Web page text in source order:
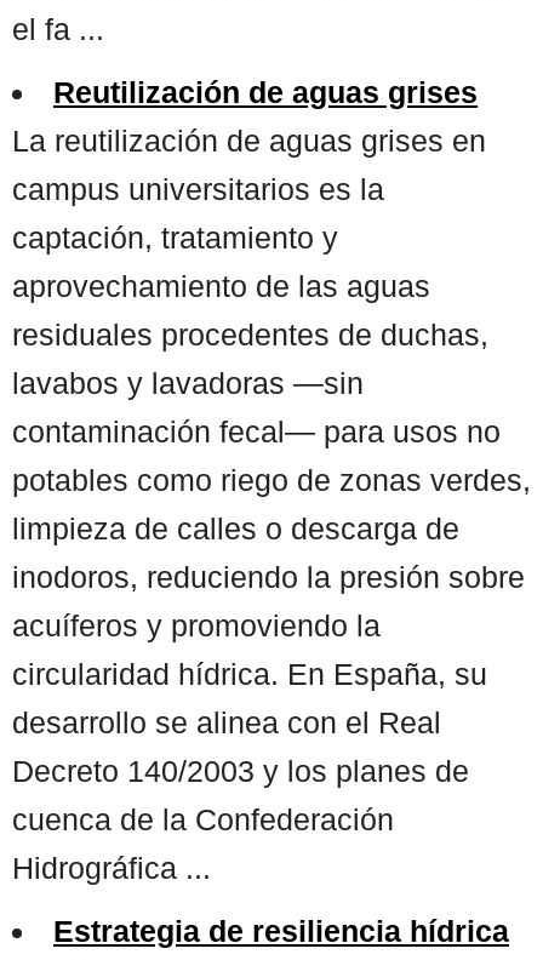
el fa ...
Reutilización de aguas grises
La reutilización de aguas grises en
campus universitarios es la
captación, tratamiento y
aprovechamiento de las aguas
residuales procedentes de duchas,
lavabos y lavadoras —sin
contaminación fecal— para usos no
potables como riego de zonas verdes,
limpieza de calles o descarga de
inodoros, reduciendo la presión sobre
acuíferos y promoviendo la
circularidad hídrica. En España, su
desarrollo se alinea con el Real
Decreto 140/2003 y los planes de
cuenca de la Confederación
Hidrográfica ...
Estrategia de resiliencia hídrica